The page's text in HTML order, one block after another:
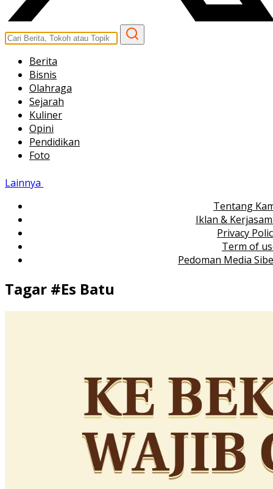
Berita
Bisnis
Olahraga
Sejarah
Kuliner
Opini
Pendidikan
Foto
Lainnya
Tentang
Iklan &
Privacy
Term of
Pedoman Media
Tagar #Es Batu